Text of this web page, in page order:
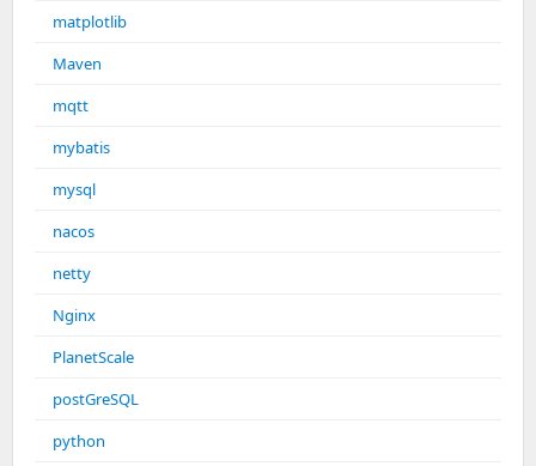
matplotlib
Maven
mqtt
mybatis
mysql
nacos
netty
Nginx
PlanetScale
postGreSQL
python